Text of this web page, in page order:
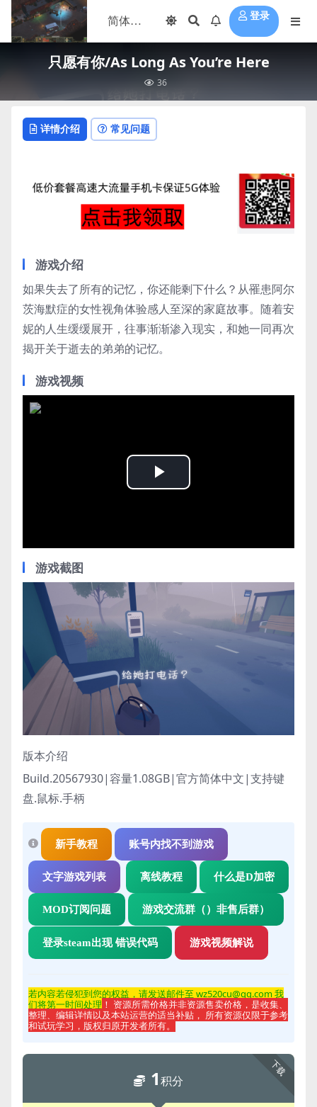
登录
只愿有你/As Long As You’re Here
36
详情介绍 常见问题
游戏介绍
如果失去了所有的记忆，你还能剩下什么？从罹患阿尔
茨海默症的女性视角体验感人至深的家庭故事。随着安
妮的人生缓缓展开，往事渐渐渗入现实，和她一同再次
揭开关于逝去的弟弟的记忆。
游戏视频
Play
游戏截图
版本介绍
Build.20567930|容量1.08GB|官方简体中文|支持键
盘.鼠标.手柄
新手教程 账号内找不到游戏
文字游戏列表 离线教程 什么是D加密
MOD订阅问题 游戏交流群（）非售后群）
登录steam出现 错误代码 游戏视频解说
若内容若侵犯到您的权益，请发送邮件至 wz520cu@qq.com 我
们将第一时间处理 ！ 资源所需价格并非资源售卖价格，是收集、
整理、编辑详情以及本站运营的适当补贴， 所有资源仅限于参考
和试玩学习，版权归原开发者所有。
下载
1积分